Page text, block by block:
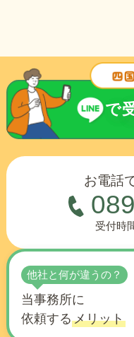
で
お電話
受付時
他社と何が違うの？
当事務所に
依頼するメリット